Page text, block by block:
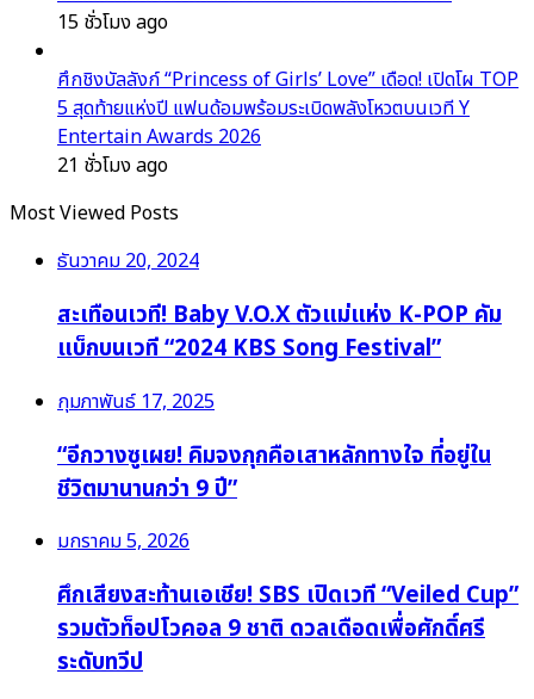
15 ชั่วโมง ago
ศึกชิงบัลลังก์ “Princess of Girls’ Love” เดือด! เปิดโผ TOP
5 สุดท้ายแห่งปี แฟนด้อมพร้อมระเบิดพลังโหวตบนเวที Y
Entertain Awards 2026
21 ชั่วโมง ago
Most Viewed Posts
ธันวาคม 20, 2024
สะเทือนเวที! Baby V.O.X ตัวแม่แห่ง K-POP คัม
แบ็กบนเวที “2024 KBS Song Festival”
กุมภาพันธ์ 17, 2025
“อีกวางซูเผย! คิมจงกุกคือเสาหลักทางใจ ที่อยู่ใน
ชีวิตมานานกว่า 9 ปี”
มกราคม 5, 2026
ศึกเสียงสะท้านเอเชีย! SBS เปิดเวที “Veiled Cup”
รวมตัวท็อปโวคอล 9 ชาติ ดวลเดือดเพื่อศักดิ์ศรี
ระดับทวีป